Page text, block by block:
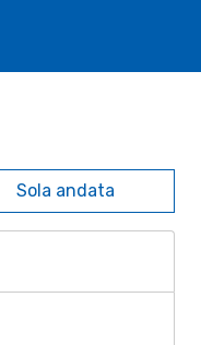
Sola andata